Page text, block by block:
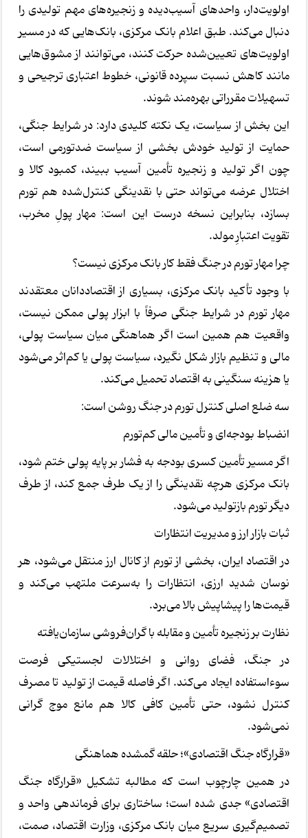
اولویت‌دار، واحدهای آسیب‌دیده و زنجیره‌های مهم تولیدی را
دنبال می‌کند. طبق اعلام بانک مرکزی، بانک‌هایی که در مسیر
اولویت‌های تعیین‌شده حرکت کنند، می‌توانند از مشوق‌هایی
مانند کاهش نسبت سپرده قانونی، خطوط اعتباری ترجیحی و
تسهیلات مقرراتی بهره‌مند شوند.
این بخش از سیاست، یک نکته کلیدی دارد: در شرایط جنگی،
حمایت از تولید خودش بخشی از سیاست ضدتورمی است،
چون اگر تولید و زنجیره تأمین آسیب ببیند، کمبود کالا و
اختلال عرضه می‌تواند حتی با نقدینگی کنترل‌شده هم تورم
بسازد، بنابراین نسخه درست این است: مهار پولِ مخرب،
تقویت اعتبارِ مولد.
چرا مهار تورم در جنگ فقط کار بانک مرکزی نیست؟
با وجود تأکید بانک مرکزی، بسیاری از اقتصاددانان معتقدند
مهار تورم در شرایط جنگی صرفاً با ابزار پولی ممکن نیست،
واقعیت هم همین است اگر هماهنگی میان سیاست پولی،
مالی و تنظیم بازار شکل نگیرد، سیاست پولی یا کم‌اثر می‌شود
یا هزینه سنگینی به اقتصاد تحمیل می‌کند.
سه ضلع اصلی کنترل تورم در جنگ روشن است:
انضباط بودجه‌ای و تأمین مالی کم‌تورم
اگر مسیر تأمین کسری بودجه به فشار بر پایه پولی ختم شود،
بانک مرکزی هرچه نقدینگی را از یک طرف جمع کند، از طرف
دیگر تورم بازتولید می‌شود.
ثبات بازار ارز و مدیریت انتظارات
در اقتصاد ایران، بخشی از تورم از کانال ارز منتقل می‌شود، هر
نوسان شدید ارزی، انتظارات را به‌سرعت ملتهب می‌کند و
قیمت‌ها را پیشاپیش بالا می‌برد.
نظارت بر زنجیره تأمین و مقابله با گران‌فروشی سازمان‌یافته
در جنگ، فضای روانی و اختلالات لجستیکی فرصت
سوءاستفاده ایجاد می‌کند. اگر فاصله قیمت از تولید تا مصرف
کنترل نشود، حتی تأمین کافی کالا هم مانع موج گرانی
نمی‌شود.
«قرارگاه جنگ اقتصادی»؛ حلقه گمشده هماهنگی
در همین چارچوب است که مطالبه تشکیل «قرارگاه جنگ
اقتصادی» جدی شده است؛ ساختاری برای فرماندهی واحد و
تصمیم‌گیری سریع میان بانک مرکزی، وزارت اقتصاد، صمت،